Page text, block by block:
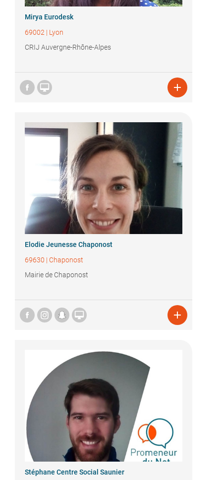
Mirya Eurodesk
69002 | Lyon
CRIJ Auvergne-Rhône-Alpes
 
Elodie Jeunesse Chaponost
69630 | Chaponost
Mairie de Chaponost
 
Stéphane Centre Social Saunier